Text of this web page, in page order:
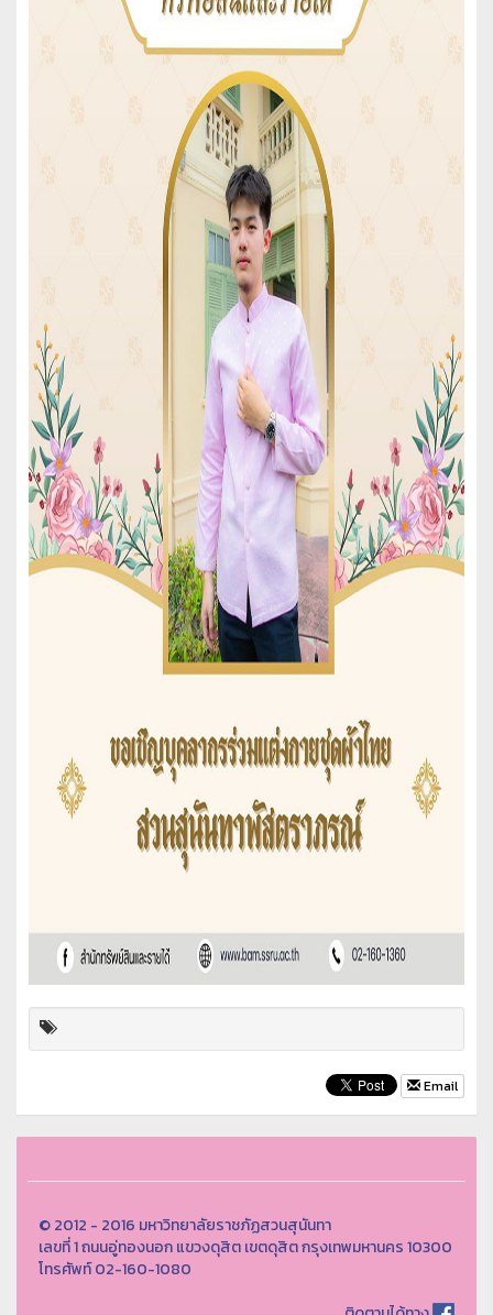
Email
© 2012 - 2016 มหาวิทยาลัยราชภัฏสวนสุนันทา
เลขที่ 1 ถนนอู่ทองนอก แขวงดุสิต เขตดุสิต กรุงเทพมหานคร 10300
โทรศัพท์ 02-160-1080